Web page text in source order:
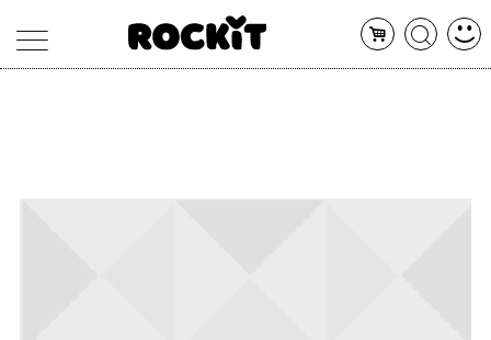
CONCERTI